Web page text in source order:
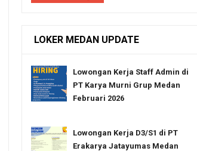
LOKER MEDAN UPDATE
Lowongan Kerja Staff Admin di
PT Karya Murni Grup Medan
Februari 2026
Lowongan Kerja D3/S1 di PT
Erakarya Jatayumas Medan